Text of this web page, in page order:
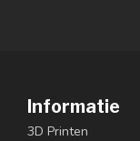
Informatie
3D Printen